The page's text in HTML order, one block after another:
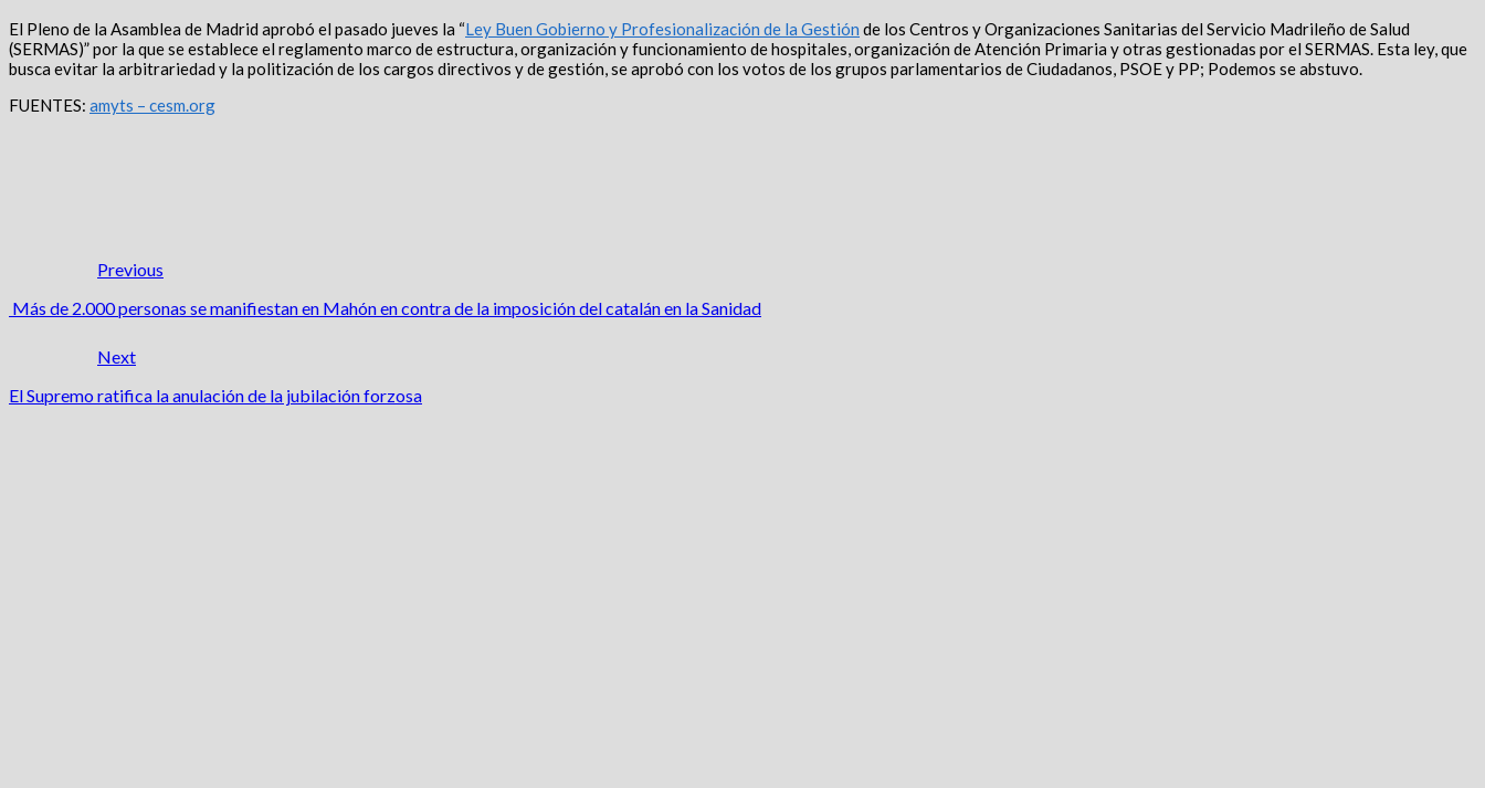
El Pleno de la Asamblea de Madrid aprobó el pasado jueves la “Ley Buen Gobierno y Profesionalización de la Gestión de los Centros y Organizaciones Sanitarias del Servicio Madrileño de Salud
(SERMAS)” por la que se establece el reglamento marco de estructura, organización y funcionamiento de hospitales, organización de Atención Primaria y otras gestionadas por el SERMAS. Esta ley, que
busca evitar la arbitrariedad y la politización de los cargos directivos y de gestión, se aprobó con los votos de los grupos parlamentarios de Ciudadanos, PSOE y PP; Podemos se abstuvo.
FUENTES: amyts – cesm.org
Previous
Más de 2.000 personas se manifiestan en Mahón en contra de la imposición del catalán en la Sanidad
Next
El Supremo ratifica la anulación de la jubilación forzosa